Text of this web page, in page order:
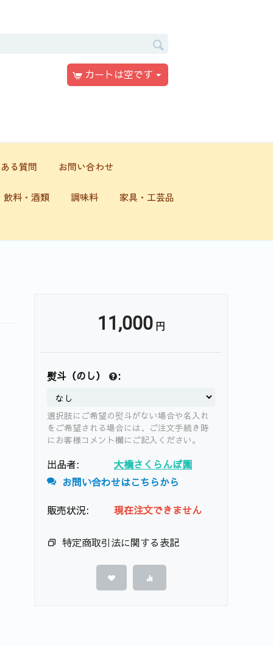
カートは空です
る質問 お問い合わせ
飲料・酒類 調味料 家具・工芸品
11,000 円
熨斗（のし） :
選択肢にご希望の熨斗がない場合や名入れ
をご希望される場合には、ご注文手続き時
にお客様コメント欄にご記入ください。
出品者:
大橋さくらんぼ園
お問い合わせはこちらから
販売状況: 現在注文できません
特定商取引法に関する表記